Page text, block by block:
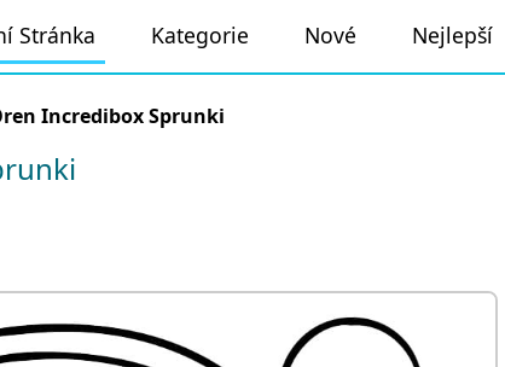
Stránka Kategorie Nové Nejlepší
Incredibox Sprunki